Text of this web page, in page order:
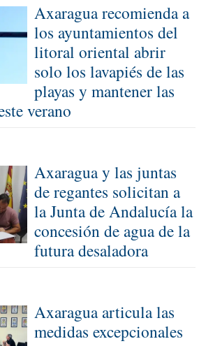
Axaragua recomienda a
los ayuntamientos del
litoral oriental abrir
solo los lavapiés de las
playas y mantener las
verano
Axaragua y las juntas
de regantes solicitan a
la Junta de Andalucía la
concesión de agua de la
futura desaladora
Axaragua articula las
medidas excepcionales